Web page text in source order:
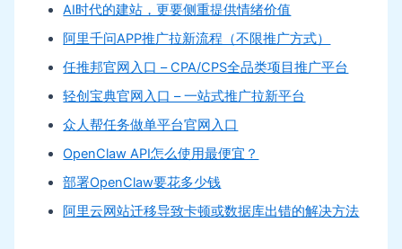
AI时代的建站，更要侧重提供情绪价值
阿里千问APP推广拉新流程（不限推广方式）
任推邦官网入口 – CPA/CPS全品类项目推广平台
轻创宝典官网入口 – 一站式推广拉新平台
众人帮任务做单平台官网入口
OpenClaw API怎么使用最便宜？
部署OpenClaw要花多少钱
阿里云网站迁移导致卡顿或数据库出错的解决方法